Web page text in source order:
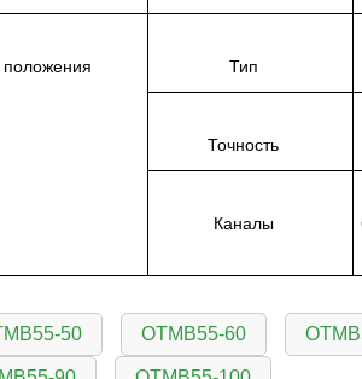
Тип
Точность
Каналы
50 OTMB55-60